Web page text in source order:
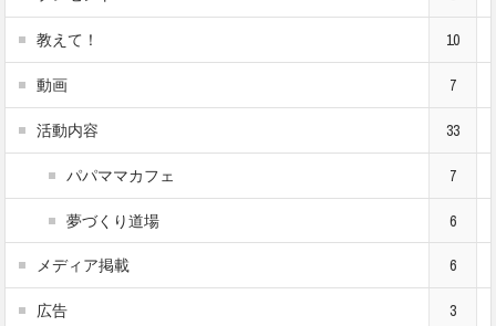
教えて！ 10
動画 7
活動内容 33
パパママカフェ 7
夢づくり道場 6
メディア掲載 6
広告 3